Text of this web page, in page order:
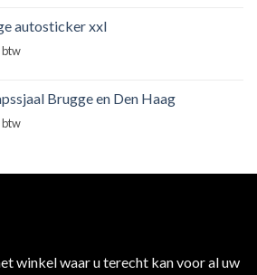
autosticker xxl
btw
Brugge en Den Haag
btw
winkel waar u terecht kan voor al uw